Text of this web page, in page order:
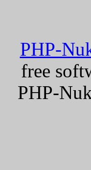
PHP-
free
PHP-